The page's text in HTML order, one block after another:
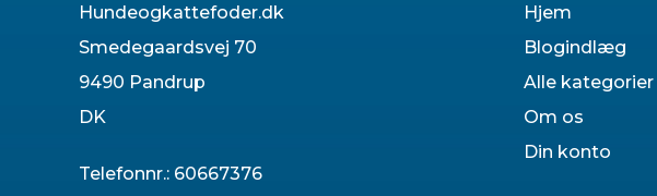
Hundeogkattefoder.dk
Smedegaardsvej 70
9490 Pandrup
DK
Telefonnr.: 60667376
Hjem
Blogindlæg
Alle kategorier
Om os
Din konto